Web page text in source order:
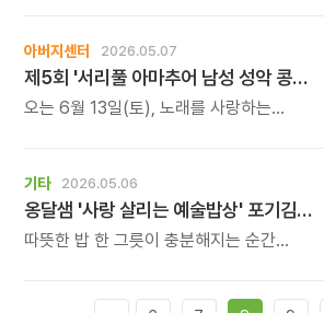
살펴보시고 마음이 닿는 선물을
골라보세요. 보내는 마음과 받는 하루가
함께 따뜻해지길 바랍니다.
아버지센터 2026.05.07
제5회 '서리풀 아마추어 남성 성악 콩쿠르' 개최
오는 6월 13일(토), 노래를 사랑하는
기타 2026.05.06
옹달샘 '사랑 살리는 예술밥상' 포기김치 출시
따뜻한 밥 한 그릇이 충분해지는 순간